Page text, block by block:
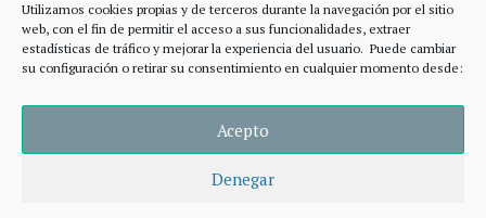
Utilizamos cookies propias y de terceros durante la navegación por el sitio
web, con el fin de permitir el acceso a sus funcionalidades, extraer
estadísticas de tráfico y mejorar la experiencia del usuario. Puede cambiar
su configuración o retirar su consentimiento en cualquier momento desde:
Acepto
Denegar
Cerraduras de alta seguridad
Accesos